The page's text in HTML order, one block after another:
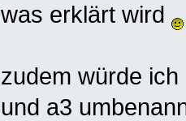
was erklärt wird
zudem würde
und a3